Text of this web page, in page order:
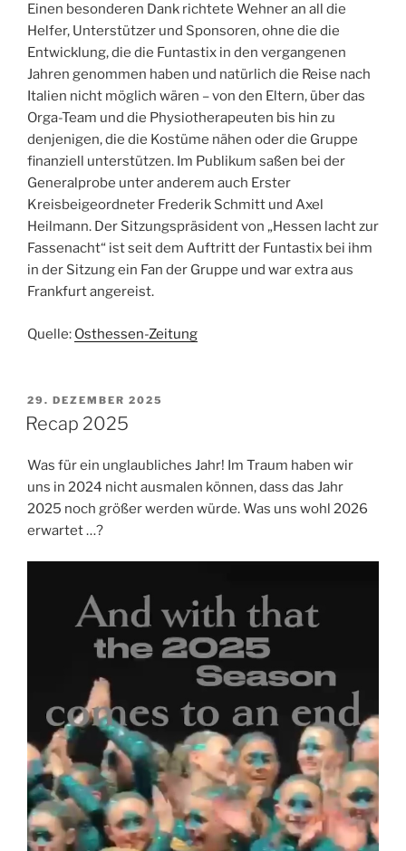
Einen besonderen Dank richtete Wehner an all die
Helfer, Unterstützer und Sponsoren, ohne die die
Entwicklung, die die Funtastix in den vergangenen
Jahren genommen haben und natürlich die Reise nach
Italien nicht möglich wären – von den Eltern, über das
Orga-Team und die Physiotherapeuten bis hin zu
denjenigen, die die Kostüme nähen oder die Gruppe
finanziell unterstützen. Im Publikum saßen bei der
Generalprobe unter anderem auch Erster
Kreisbeigeordneter Frederik Schmitt und Axel
Heilmann. Der Sitzungspräsident von „Hessen lacht zur
Fassenacht“ ist seit dem Auftritt der Funtastix bei ihm
in der Sitzung ein Fan der Gruppe und war extra aus
Frankfurt angereist.
Quelle: Osthessen-Zeitung
VERÖFFENTLICHT
AM
29. DEZEMBER 2025
Recap 2025
Was für ein unglaubliches Jahr! Im Traum haben wir
uns in 2024 nicht ausmalen können, dass das Jahr
2025 noch größer werden würde. Was uns wohl 2026
erwartet …?